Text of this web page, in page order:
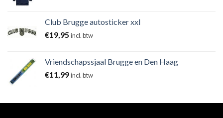
Club Brugge autosticker xxl
€19,95 incl. btw
Vriendschapssjaal Brugge en Den Haag
€11,99incl. btw